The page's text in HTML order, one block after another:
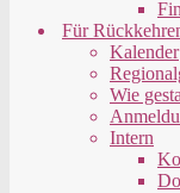
Für
Kalender
Wie
Intern